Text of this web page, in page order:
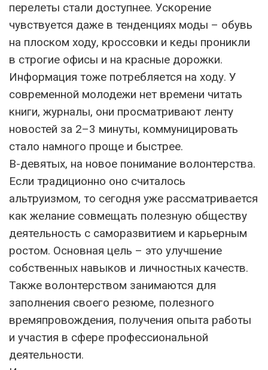
перелеты стали доступнее. Ускорение
чувствуется даже в тенденциях моды – обувь
на плоском ходу, кроссовки и кеды проникли
в строгие офисы и на красные дорожки.
Информация тоже потребляется на ходу. У
современной молодежи нет времени читать
книги, журналы, они просматривают ленту
новостей за 2–3 минуты, коммуницировать
стало намного проще и быстрее.
В-девятых, на новое понимание волонтерства.
Если традиционно оно считалось
альтруизмом, то сегодня уже рассматривается
как желание совмещать полезную обществу
деятельность с саморазвитием и карьерным
ростом. Основная цель – это улучшение
собственных навыков и личностных качеств.
Также волонтерством занимаются для
заполнения своего резюме, полезного
времяпровождения, получения опыта работы
и участия в сфере профессиональной
деятельности.